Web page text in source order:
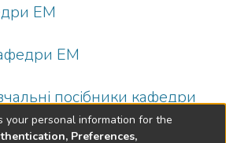
ЕМ
ЕМ
посібники кафедри
your personal information for the
Preferences,